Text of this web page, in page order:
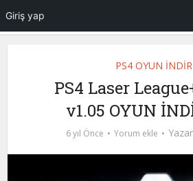
PS4 OYUN İNDİR
PS4 Laser
v1.05 OYUN
6 yıl Önce Yorum ekle Yazar
Giriş yap